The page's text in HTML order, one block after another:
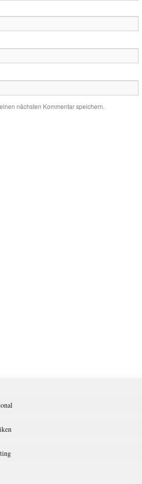
nächsten Kommentar speichern.